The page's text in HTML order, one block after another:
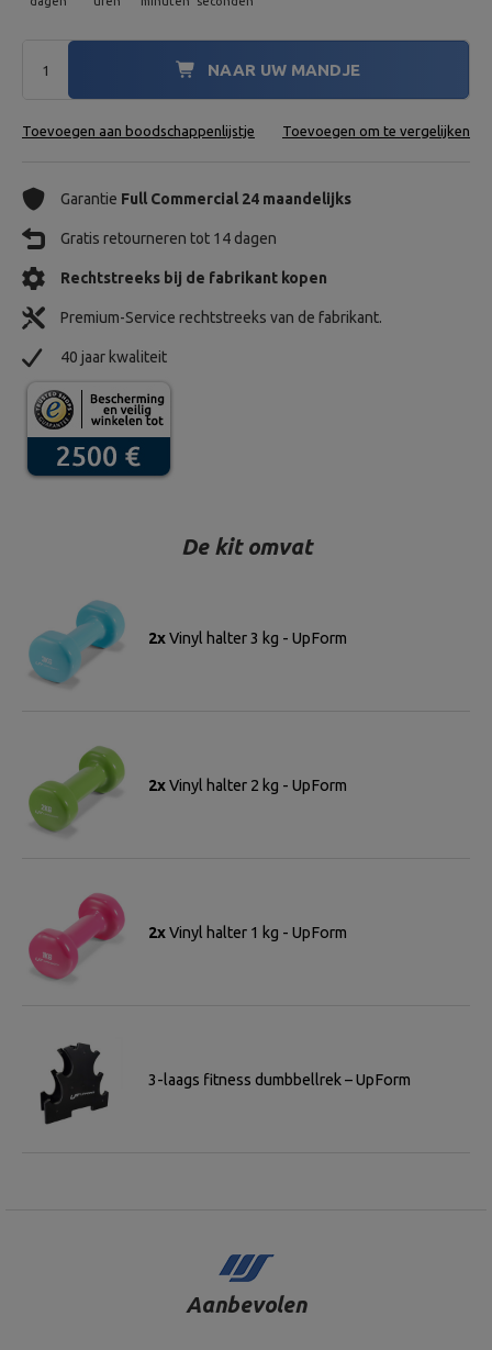
NAAR UW MANDJE
Toevoegen aan boodschappenlijstje Toevoegen om te vergelijken
Garantie Full Commercial 24 maandelijks
Gratis retourneren tot 14 dagen
Rechtstreeks bij de fabrikant kopen
Premium-Service rechtstreeks van de fabrikant.
40 jaar kwaliteit
De kit omvat
2xVinyl halter 3 kg - UpForm
2xVinyl halter 2 kg - UpForm
2xVinyl halter 1 kg - UpForm
3-laags fitness dumbbellrek – UpForm
Aanbevolen